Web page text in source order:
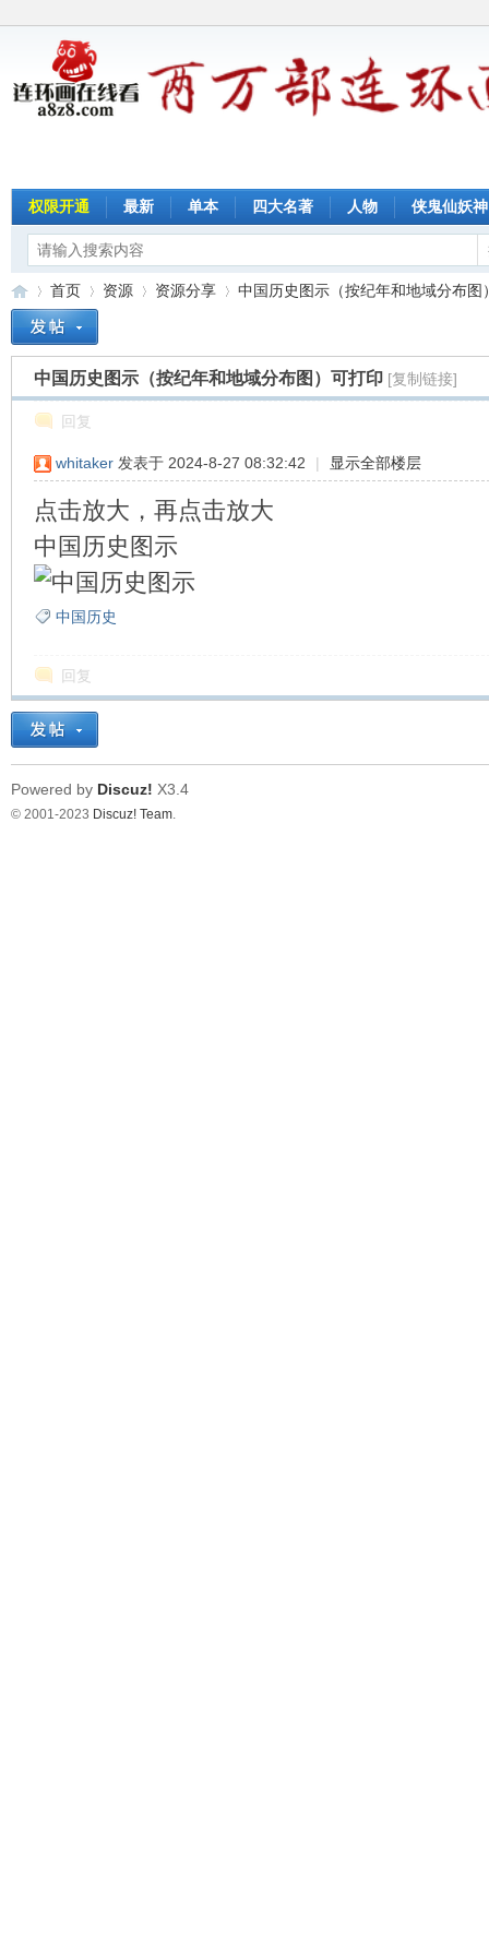
权限开通 最新 单本 四大名著 人物 侠鬼仙妖神
画
»
首页
›
资源
›
资源分享
›
中国历史图示（按纪年和地域分布图
中国历史图示（按纪年和地域分布图）可打印 [复制链接]
回复
whitaker 发表于 2024-8-27 08:32:42 | 显示全部楼层
点击放大，再点击放大
中国历史图示
中国历史
回复
Powered by Discuz! X3.4
© 2001-2023 Discuz! Team.